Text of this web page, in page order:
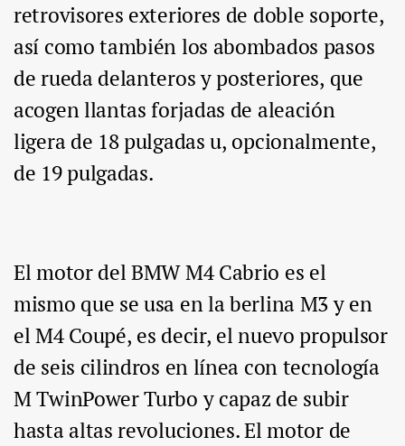
retrovisores exteriores de doble soporte,
así como también los abombados pasos
de rueda delanteros y posteriores, que
acogen llantas forjadas de aleación
ligera de 18 pulgadas u, opcionalmente,
de 19 pulgadas.
El motor del BMW M4 Cabrio es el
mismo que se usa en la berlina M3 y en
el M4 Coupé, es decir, el nuevo propulsor
de seis cilindros en línea con tecnología
M TwinPower Turbo y capaz de subir
hasta altas revoluciones. El motor de